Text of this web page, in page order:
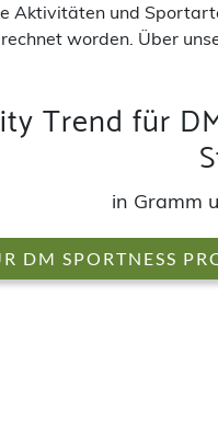
Aktivitäten und
worden. Über
Trend für
in Gramm
DM SPORTNESS